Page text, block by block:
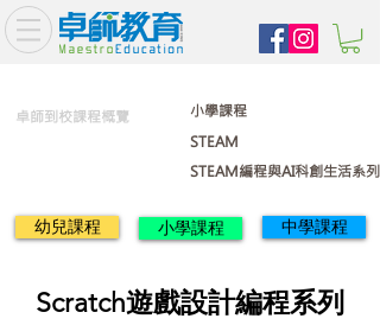
卓師到校課程概覽
STEAM
STEAM編程與AI科創生活系列
小學課程
幼兒課程 小學課程 中學課程
Scratch遊戲設計編程系列